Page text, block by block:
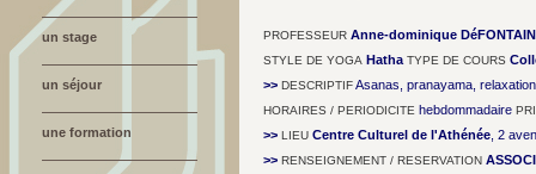
un stage
un séjour
une formation
PROFESSEUR Anne-dominique
STYLE DE YOGA Hatha TYPE DE COURS
>> DESCRIPTIFAsanas, pranayama,
HORAIRES / PERIODICITE hebdommadaire
>> LIEU Centre Culturel de l'Athénée , 2
>> RENSEIGNEMENT / RESERVATION